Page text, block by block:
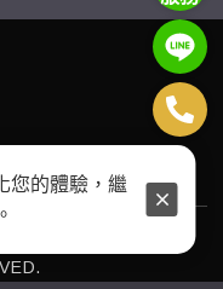
您的體驗，繼